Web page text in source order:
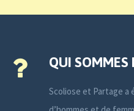
QUI SOMMES
Scoliose et Partage a